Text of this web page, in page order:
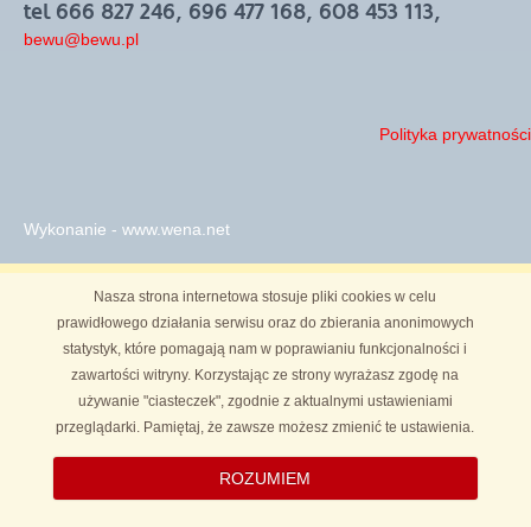
tel 666 827 246, 696 477 168, 608 453 113,
bewu@bewu.pl
Polityka prywatności
Wykonanie - www.wena.net
Nasza strona internetowa stosuje pliki cookies w celu
prawidłowego działania serwisu oraz do zbierania anonimowych
statystyk, które pomagają nam w poprawianiu funkcjonalności i
zawartości witryny. Korzystając ze strony wyrażasz zgodę na
używanie "ciasteczek", zgodnie z aktualnymi ustawieniami
przeglądarki. Pamiętaj, że zawsze możesz zmienić te ustawienia.
ROZUMIEM